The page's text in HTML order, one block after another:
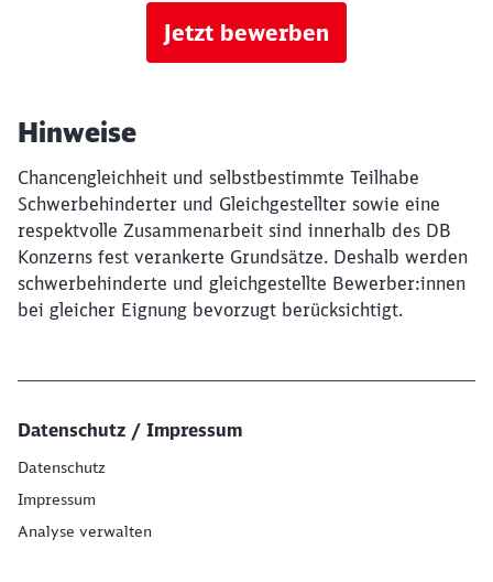
Jetzt bewerben
Hinweise
Chancengleichheit und selbstbestimmte Teilhabe
Schwerbehinderter und Gleichgestellter sowie eine
respektvolle Zusammenarbeit sind innerhalb des DB
Konzerns fest verankerte Grundsätze. Deshalb werden
schwerbehinderte und gleichgestellte Bewerber:innen
bei gleicher Eignung bevorzugt berücksichtigt.
Datenschutz / Impressum
Datenschutz
Impressum
Analyse verwalten